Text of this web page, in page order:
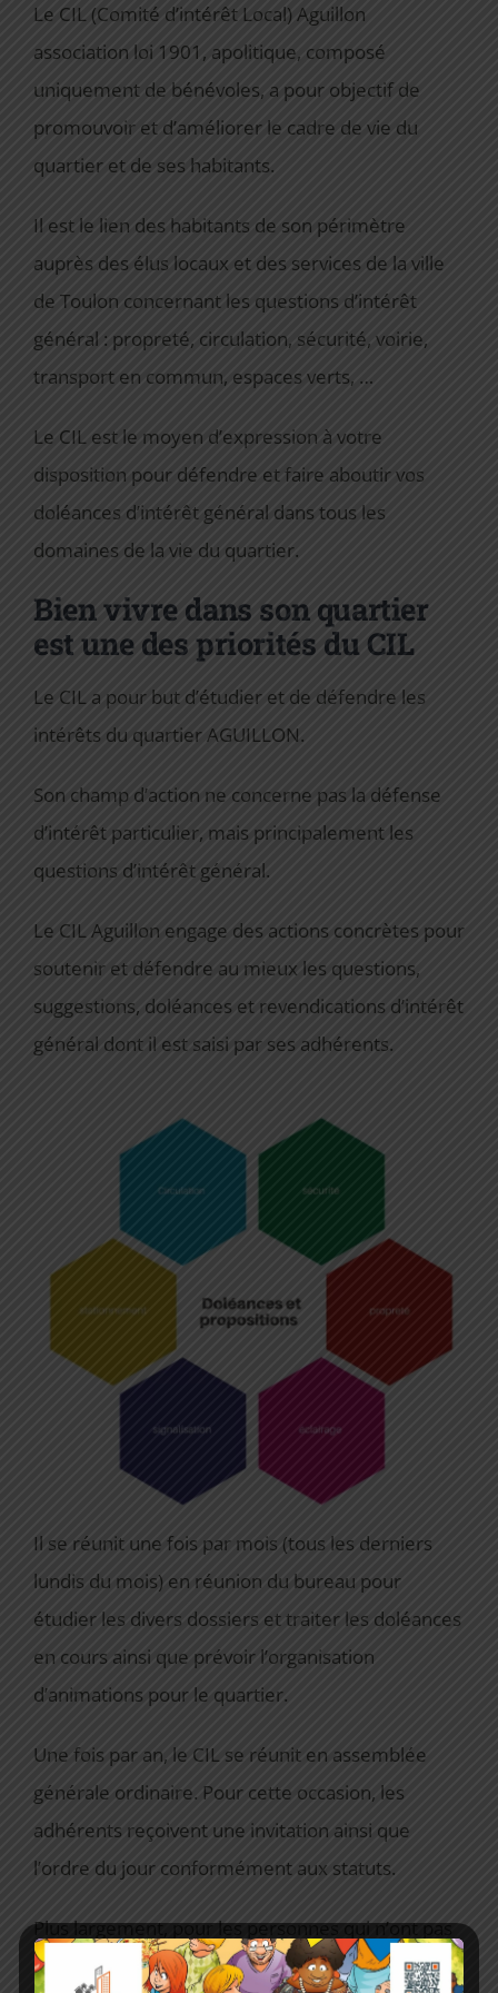
CONTACT
Le CIL (Comité d’intérêt Local) Aguillon
association loi 1901, apolitique, composé
uniquement de bénévoles, a pour objectif de
promouvoir et d’améliorer le cadre de vie du
quartier et de ses habitants.
Il est le lien des habitants de son périmètre
auprès des élus locaux et des services de la ville
de Toulon concernant les questions d’intérêt
général : propreté, circulation, sécurité, voirie,
transport en commun, espaces verts, …
Le CIL est le moyen d’expression à votre
disposition pour défendre et faire aboutir vos
doléances d’intérêt général dans tous les
domaines de la vie du quartier.
Bien vivre dans son quartier
est une des priorités du CIL
Le CIL a pour but d’étudier et de défendre les
intérêts du quartier AGUILLON.
Son champ d’action ne concerne pas la défense
d’intérêt particulier, mais principalement les
questions d’intérêt général.
Le CIL Aguillon engage des actions concrètes pour
soutenir et défendre au mieux les questions,
suggestions, doléances et revendications d’intérêt
général dont il est saisi par ses adhérents.
Il se réunit une fois par mois (tous les derniers
lundis du mois) en réunion du bureau pour
étudier les divers dossiers et traiter les doléances
en cours ainsi que prévoir l’organisation
d’animations pour le quartier.
Une fois par an, le CIL se réunit en assemblée
générale ordinaire. Pour cette occasion, les
adhérents reçoivent une invitation ainsi que
l’ordre du jour conformément aux statuts.
Plus largement, pour les personnes qui n’ont pas
encore adhéré, une publication est faite dans le